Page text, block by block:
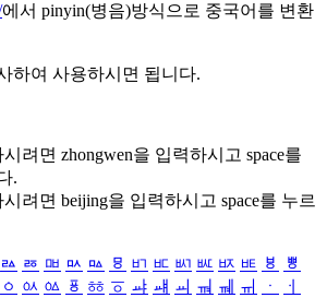
에서 pinyin(병음)방식으로 중국어를 변환
하여 사용하시면 됩니다.
려면 zhongwen을 입력하시고 space를
.
려면 beijing을 입력하시고 space를 누르
ㅬ ㅭ ㅮ ㅯ ㅰ ㅱ ㅲ ㅳ ㅴ ㅵ ㅶ ㅷ ㅸ
ㅹ
ㆁ ㆂ ㆃ ㆄ ㆅ ㆆ ㆇ ㆈ ㆉ ㆊ ㆋ ㆌ ㆍ
ㆎ